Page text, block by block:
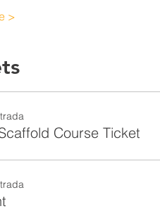
>
Course Ticket